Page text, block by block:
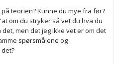
teorien? Kunne du mye fra før?
om du stryker så vet du hva du
men det jeg ikke vet er om det
spørsmålene og